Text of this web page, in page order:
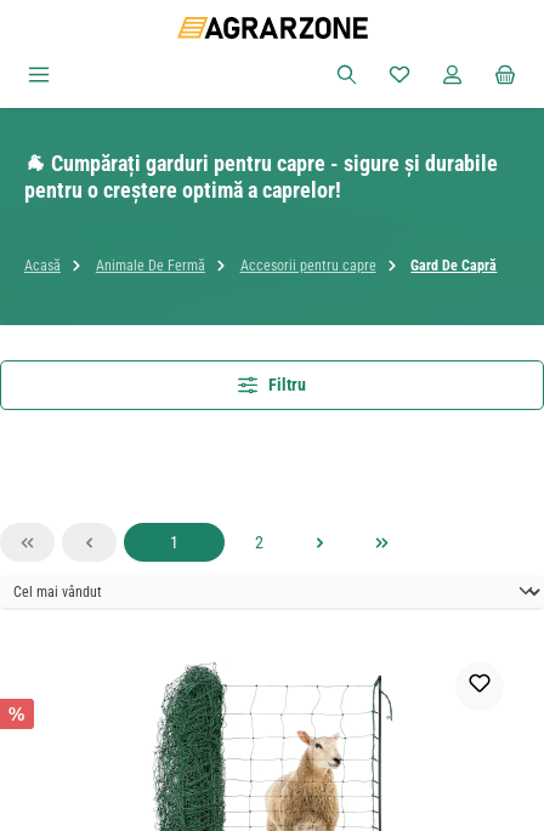
Sari la conținutul principal
Aveți 0 articole
🐐 Cumpărați garduri pentru capre - sigure și durabile
pentru o creștere optimă a caprelor!
Acasă Animale De Fermă Accesorii pentru capre Gard De Capră
Filtru
Pagina
1 Pagina
2
%